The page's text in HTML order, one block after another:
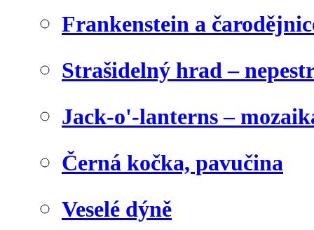
Frankenstein a
Strašidelný hrad –
Jack-o'-lanterns –
Černá kočka, pavučina
Veselé dýně